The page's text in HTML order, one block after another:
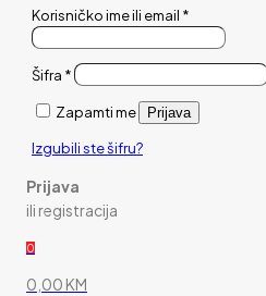
Korisničko ime ili email *
Šifra *
Zapamti me Prijava
Izgubili ste šifru?
Prijava
ili registracija
0
0,00 KM